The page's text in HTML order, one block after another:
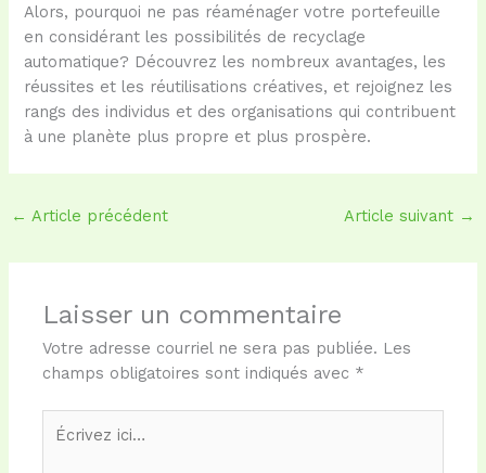
Alors, pourquoi ne pas réaménager votre portefeuille
en considérant les possibilités de recyclage
automatique? Découvrez les nombreux avantages, les
réussites et les réutilisations créatives, et rejoignez les
rangs des individus et des organisations qui contribuent
à une planète plus propre et plus prospère.
← Article précédent Article suivant →
Laisser un commentaire
Votre adresse courriel ne sera pas publiée. Les
champs obligatoires sont indiqués avec *
Écrivez
ici…